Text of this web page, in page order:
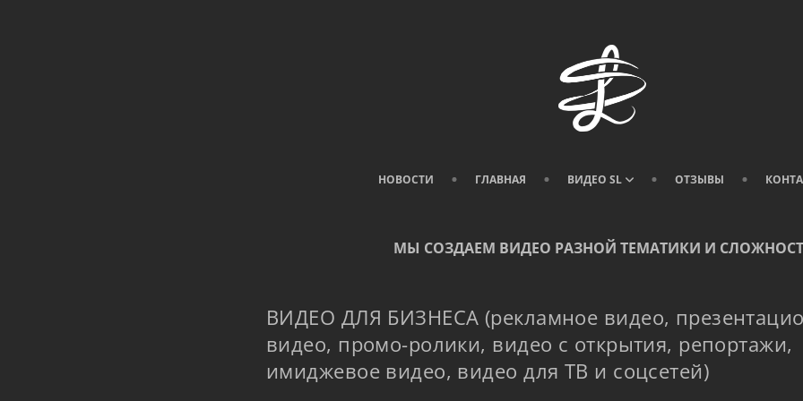
НОВОСТИ ГЛАВНАЯ ВИДЕО SL ОТЗЫВЫ
МЫ СОЗДАЕМ ВИДЕО РАЗНОЙ ТЕМАТИКИ И
ВИДЕО ДЛЯ БИЗНЕСА (рекламное видео,
видео, промо-ролики, видео с открытия, репортажи,
имиджевое видео, видео для ТВ и соцсетей)